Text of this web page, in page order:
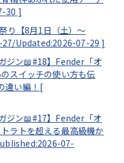
30 ]
り【8月1日（土）～
27/Updated:2026-07-29 ]
ジン📖#18】Fender「オ
スイッチの使い方も伝
違い編！[
ジン📖#17】Fender「オ
ラトを超える最高級機か
07-